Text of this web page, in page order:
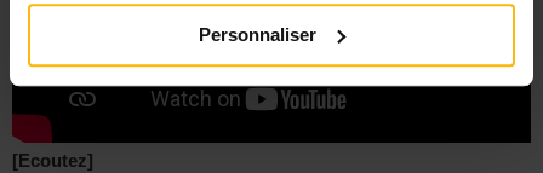
Personnaliser
[Ecoutez]